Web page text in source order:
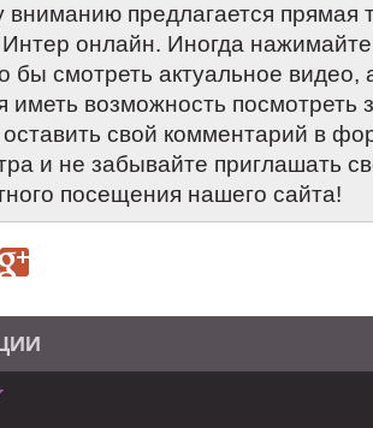
предлагается прямая
онлайн. Иногда
бы смотреть актуальное
иметь возможность
свой комментарий в
и не забывайте приглашать
посещения нашего сайта!